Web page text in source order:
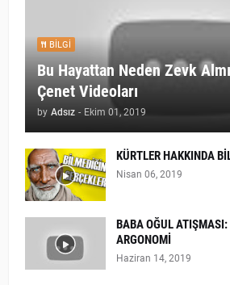
BILGI
Bu Hayattan Neden Zevk
Çenet Videoları
by Adsız - Ekim 01, 2019
KÜRTLER HAKKINDA
Nisan 06, 2019
BABA OĞUL ATIŞMASI:
ARGONOMİ
Haziran 14, 2019